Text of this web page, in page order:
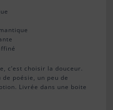
c’est choisir la douceur.
de poésie, un peu de
Livrée dans une boite